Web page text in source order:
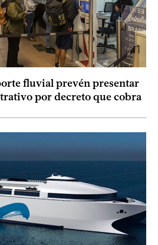
fluvial prevén presentar
por decreto que cobra